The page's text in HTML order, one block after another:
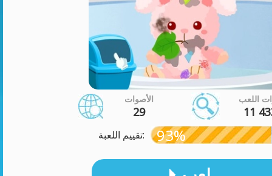
الأصوات
29
اللعب
11
تقييم اللعبة: 93%